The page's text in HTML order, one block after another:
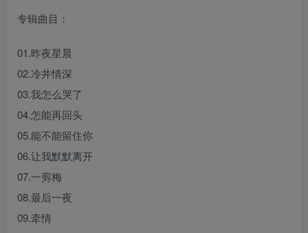
专辑曲目：
01.昨夜星晨
02.冷井情深
03.我怎么哭了
04.怎能再回头
05.能不能留住你
06.让我默默离开
07.一剪梅
08.最后一夜
09.牵情